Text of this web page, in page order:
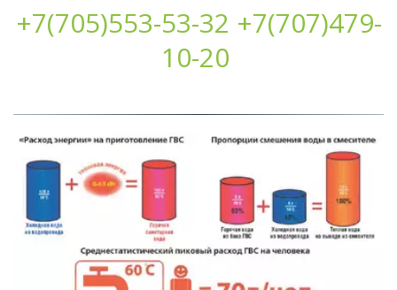
+7(705)553-53-32 +7(707)479-
10-20